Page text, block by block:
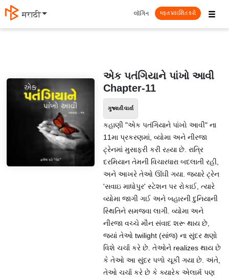
मराठी ☰
લૉગિન મફત પ્રકાશિત કરો
એક પતંગિયાને પાંખો આવી
Chapter-11
ગુજરાતી વાર્તા
કહાણી "એક પતંગિયાને પાંખો આવી" ના
11મા પ્રકરણમાં, વ્યોમા અને નીરજા
ટ્રેનમાં મુસાફરી કરી રહ્યા છે. રાત્રિ
દરમિયાન તેમની વિચારધારા બદલાતી રહી,
અને આખરે તેઓ ઊંઘી ગયા. જ્યારે ટ્રેન
'સવાઇ માધોપુર' સ્ટેશન પર રોકાઈ, ત્યારે
વ્યોમા જાગી ગઈ અને બહારની દુનિયાની
સ્થિતિને સમજવા લાગી. વ્યોમા અને
નીરજા વચ્ચે મૌન સંવાદ શરૂ થાય છે,
જ્યાં તેઓ twilight (સાંજ) ના સુંદર ક્ષણો
વિશે ચર્ચા કરે છે. તેઓને realizes થાય છે
કે તેઓ આ સુંદર પળો ચૂકી ગયા છે. અંતે,
તેઓ ચર્ચા કરે છે કે ક્યારેક એલાર્મ પણ